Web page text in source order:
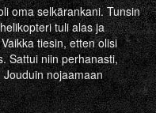
oma selkärankani. Tunsin
tuli alas ja
tiesin, etten olisi
Sattui niin perhanasti,
nojaamaan